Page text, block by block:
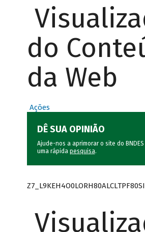
do
da Web
Ações
DÊ SUA OPINIÃO
Ajude-nos a aprimorar o site do
uma rápida pesquisa.